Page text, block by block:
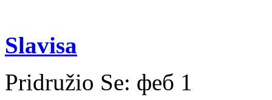
Slavisa
Pridružio Se: феб 1